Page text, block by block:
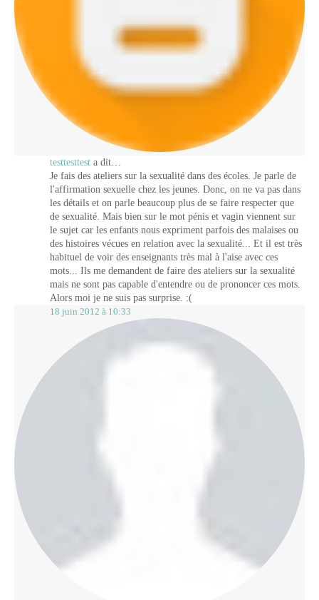
testtesttest a dit…
Je fais des ateliers sur la sexualité dans des écoles. Je parle de
l'affirmation sexuelle chez les jeunes. Donc, on ne va pas dans
les détails et on parle beaucoup plus de se faire respecter que
de sexualité. Mais bien sur le mot pénis et vagin viennent sur
le sujet car les enfants nous expriment parfois des malaises ou
des histoires vécues en relation avec la sexualité... Et il est très
habituel de voir des enseignants très mal à l'aise avec ces
mots... Ils me demandent de faire des ateliers sur la sexualité
mais ne sont pas capable d'entendre ou de prononcer ces mots.
Alors moi je ne suis pas surprise. :(
18 juin 2012 à 10:33